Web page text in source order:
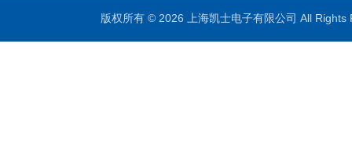
版权所有 © 2026 上海凯士电子有限公司 All